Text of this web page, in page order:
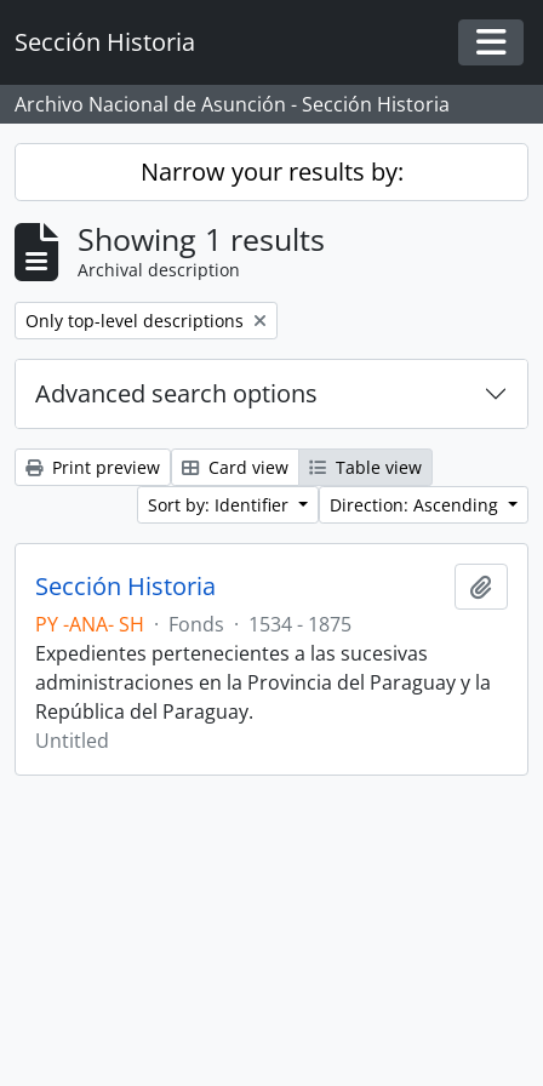
Sección Historia
Archivo Nacional de Asunción - Sección Historia
Narrow your results by:
Showing 1 results
Archival description
Remove filter:
Only top-level descriptions
Advanced search options
Print preview Card view
Table view
Sort by: Identifier
Direction: Ascending
Sección Historia
PY -ANA- SH · Fonds · 1534 - 1875
Expedientes pertenecientes a las sucesivas
administraciones en la Provincia del Paraguay y la
República del Paraguay.
Untitled